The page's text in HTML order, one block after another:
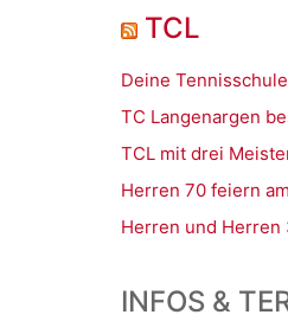
TCL
Deine
TC Langenargen
TCL mit drei
Herren 70 feiern
Herren und
INFOS &